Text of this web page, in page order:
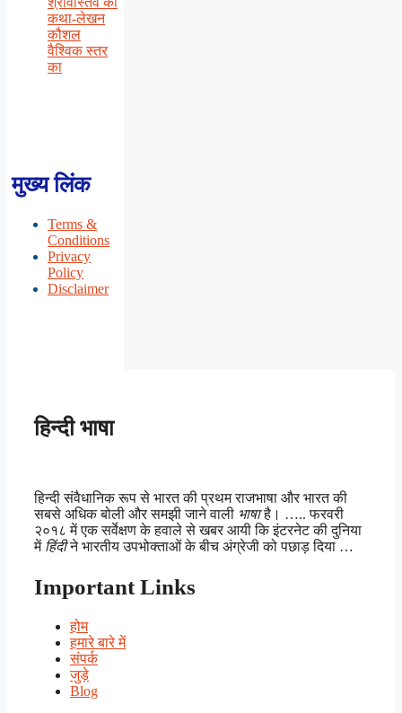
कथा-लेखन
कौशल
वैश्विक स्तर
का
मुख्य लिंक
Terms &
Conditions
Privacy
Policy
Disclaimer
हिन्दी भाषा
हिन्दी संवैधानिक रूप से भारत की प्रथम राजभाषा और भारत की
सबसे अधिक बोली और समझी जाने वाली भाषाहै। ….. फरवरी
२०१८ में एक सर्वेक्षण के हवाले से खबर आयी कि इंटरनेट की दुनिया
में हिंदीने भारतीय उपभोक्ताओं के बीच अंग्रेजी को पछाड़ दिया …
Important Links
होम
हमारे बारे में
संपर्क
जुड़े
Blog